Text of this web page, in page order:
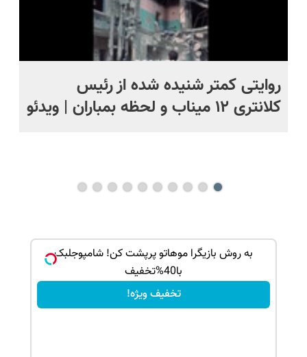
روایتی کمتر شنیده شده از رئیس
کلانتری ۱۲ میناب و لحظه بمباران | ویدئو
به روش بازیگرا موهاتو پرپشت کن! شامپوجلبک
با40%تخفیف
تخفیف ویژه!